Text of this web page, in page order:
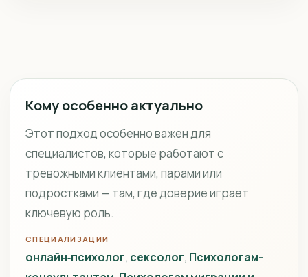
Кому особенно актуально
Этот подход особенно важен для
специалистов, которые работают с
тревожными клиентами, парами или
подростками — там, где доверие играет
ключевую роль.
СПЕЦИАЛИЗАЦИИ
онлайн‑психолог сексолог Психологам-